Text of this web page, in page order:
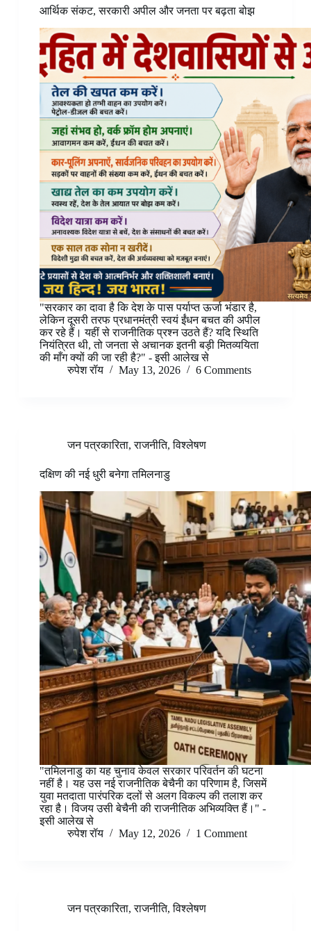
आर्थिक संकट, सरकारी अपील और जनता पर बढ़ता बोझ
"सरकार का दावा है कि देश के पास पर्याप्त ऊर्जा भंडार है,
लेकिन दूसरी तरफ प्रधानमंत्री स्वयं ईंधन बचत की अपील
कर रहे हैं। यहीं से राजनीतिक प्रश्न उठते हैं? यदि स्थिति
नियंत्रित थी, तो जनता से अचानक इतनी बड़ी मितव्ययिता
की माँग क्यों की जा रही है?" - इसी आलेख से
रुपेश रॉय
May 13, 2026 6 Comments
जन पत्रकारिता,राजनीति,विश्लेषण
दक्षिण की नई धुरी बनेगा तमिलनाडु
"तमिलनाडु का यह चुनाव केवल सरकार परिवर्तन की घटना
नहीं है। यह उस नई राजनीतिक बेचैनी का परिणाम है, जिसमें
युवा मतदाता पारंपरिक दलों से अलग विकल्प की तलाश कर
रहा है। विजय उसी बेचैनी की राजनीतिक अभिव्यक्ति हैं।" -
इसी आलेख से
रुपेश रॉय
May 12, 2026 1 Comment
जन पत्रकारिता,राजनीति,विश्लेषण